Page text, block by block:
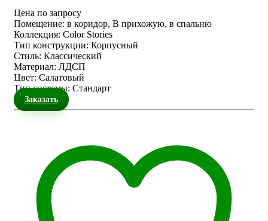
Цена по запросу
Помещение: в коридор, В прихожую, в спальню
Коллекция: Color Stories
Тип конструкции: Корпусный
Стиль: Классический
Материал: ЛДСП
Цвет: Салатовый
Тип системы: Стандарт
Заказать